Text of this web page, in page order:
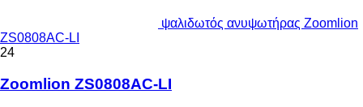
ψαλιδωτός ανυψωτήρας Zoomlion
ZS0808AC-LI
24
Zoomlion ZS0808AC-LI